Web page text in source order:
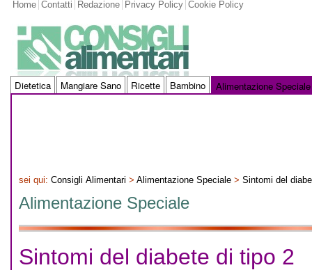
Home Contatti Redazione Privacy Policy Cookie Policy
Dietetica Mangiare Sano Ricette Bambino Alimentazione Speciale
sei qui: Consigli Alimentari > Alimentazione Speciale > Sintomi del
Alimentazione Speciale
Sintomi del diabete di tipo 2